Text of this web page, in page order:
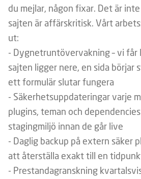
du mejlar, någon fixar. Det är
sajten är affärskritisk. Vårt
ut:
- Dygnetruntövervakning – vi får
sajten ligger nere, en sida börjar
ett formulär slutar fungera
- Säkerhetsuppdateringar varje
plugins, teman och
stagingmiljö innan de går live
- Daglig backup på extern säker
att återställa exakt till en
- Prestandagranskning